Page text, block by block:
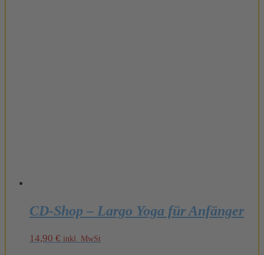
CD-Shop – Largo Yoga für Anfänger
14,90 € inkl. MwSt